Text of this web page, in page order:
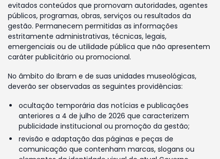
evitados conteúdos que promovam autoridades, agentes
públicos, programas, obras, serviços ou resultados da
gestão. Permanecem permitidas as informações
estritamente administrativas, técnicas, legais,
emergenciais ou de utilidade pública que não apresentem
caráter publicitário ou promocional.
No âmbito do Ibram e de suas unidades museológicas,
deverão ser observadas as seguintes providências:
ocultação temporária das notícias e publicações
anteriores a 4 de julho de 2026 que caracterizem
publicidade institucional ou promoção da gestão;
revisão e adaptação das páginas e peças de
comunicação que contenham marcas, slogans ou